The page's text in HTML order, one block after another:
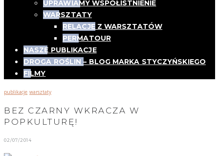
UPRAWIAMY WSPÓŁISTNIENIE
WARSZTATY
RELACJE Z WARSZTATÓW
PERMATOUR
NASZE PUBLIKACJE
DROGA ROŚLIN – BLOG MARKA STYCZYŃSKIEGO
FILMY
publikacje warsztaty
BEZ CZARNY WKRACZA W
POPKULTURĘ!
02/07/2014